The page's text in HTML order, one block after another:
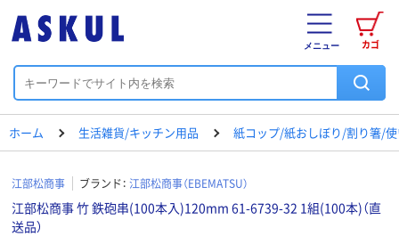
カゴ
メニュー
ホーム 生活雑貨/キッチン用品 紙コップ/紙おしぼり/割り箸/
江部松商事 ブランド： 江部松商事（EBEMATSU）
江部松商事 竹 鉄砲串(100本入)120mm 61-6739-32 1組(100本)（直
送品）